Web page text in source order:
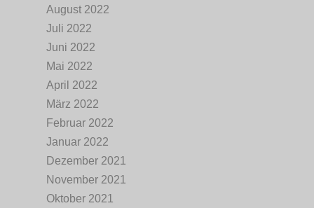
August 2022
Juli 2022
Juni 2022
Mai 2022
April 2022
März 2022
Februar 2022
Januar 2022
Dezember 2021
November 2021
Oktober 2021